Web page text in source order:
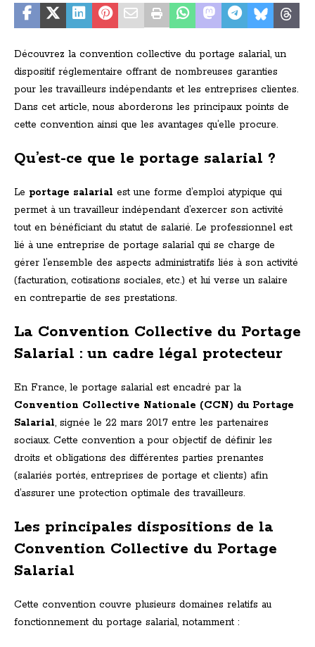
Découvrez la convention collective du portage salarial, un
dispositif réglementaire offrant de nombreuses garanties
pour les travailleurs indépendants et les entreprises clientes.
Dans cet article, nous aborderons les principaux points de
cette convention ainsi que les avantages qu’elle procure.
Qu’est-ce que le portage salarial ?
Le portage salarial est une forme d’emploi atypique qui
permet à un travailleur indépendant d’exercer son activité
tout en bénéficiant du statut de salarié. Le professionnel est
lié à une entreprise de portage salarial qui se charge de
gérer l’ensemble des aspects administratifs liés à son activité
(facturation, cotisations sociales, etc.) et lui verse un salaire
en contrepartie de ses prestations.
La Convention Collective du Portage
Salarial : un cadre légal protecteur
En France, le portage salarial est encadré par la
Convention Collective Nationale (CCN) du Portage
Salarial, signée le 22 mars 2017 entre les partenaires
sociaux. Cette convention a pour objectif de définir les
droits et obligations des différentes parties prenantes
(salariés portés, entreprises de portage et clients) afin
d’assurer une protection optimale des travailleurs.
Les principales dispositions de la
Convention Collective du Portage
Salarial
Cette convention couvre plusieurs domaines relatifs au
fonctionnement du portage salarial, notamment :